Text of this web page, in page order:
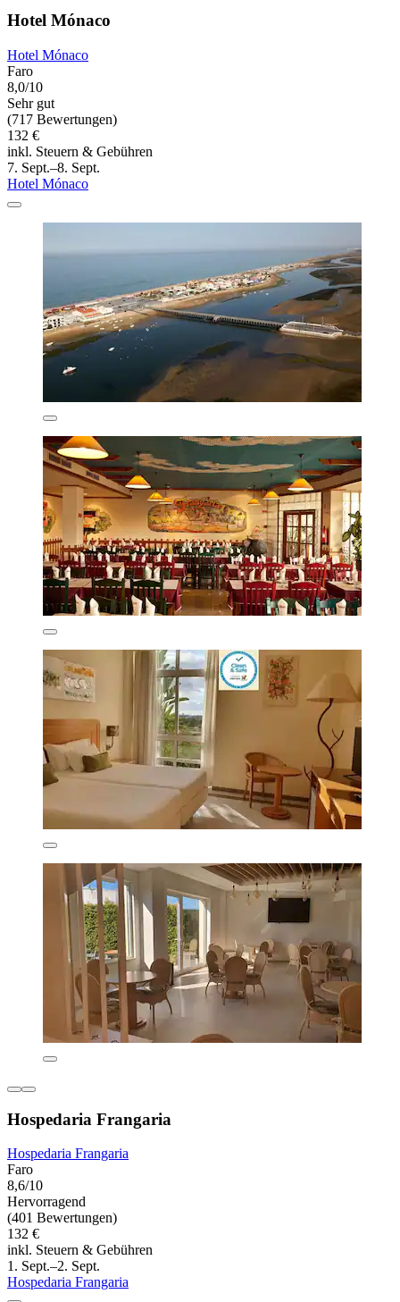
Hotel Mónaco
Hotel Mónaco
Faro
8,0/10
Sehr gut
(717 Bewertungen)
132 €
inkl. Steuern & Gebühren
7. Sept.–8. Sept.
Hotel Mónaco
Hospedaria Frangaria
Hospedaria Frangaria
Faro
8,6/10
Hervorragend
(401 Bewertungen)
132 €
inkl. Steuern & Gebühren
1. Sept.–2. Sept.
Hospedaria Frangaria